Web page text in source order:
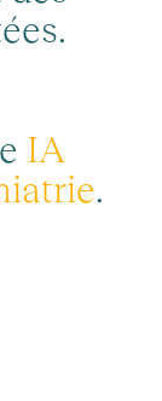
ées.
e IA
iatrie.